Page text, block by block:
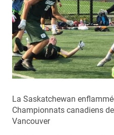
La Saskatchewan
Championnats canadiens
Vancouver